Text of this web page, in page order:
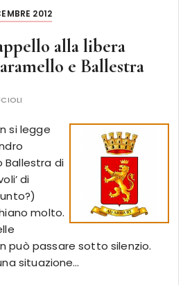
2012
alla libera
e Ballestra
si legge
Ballestra di
di
molto.
può passare sotto silenzio.
situazione…